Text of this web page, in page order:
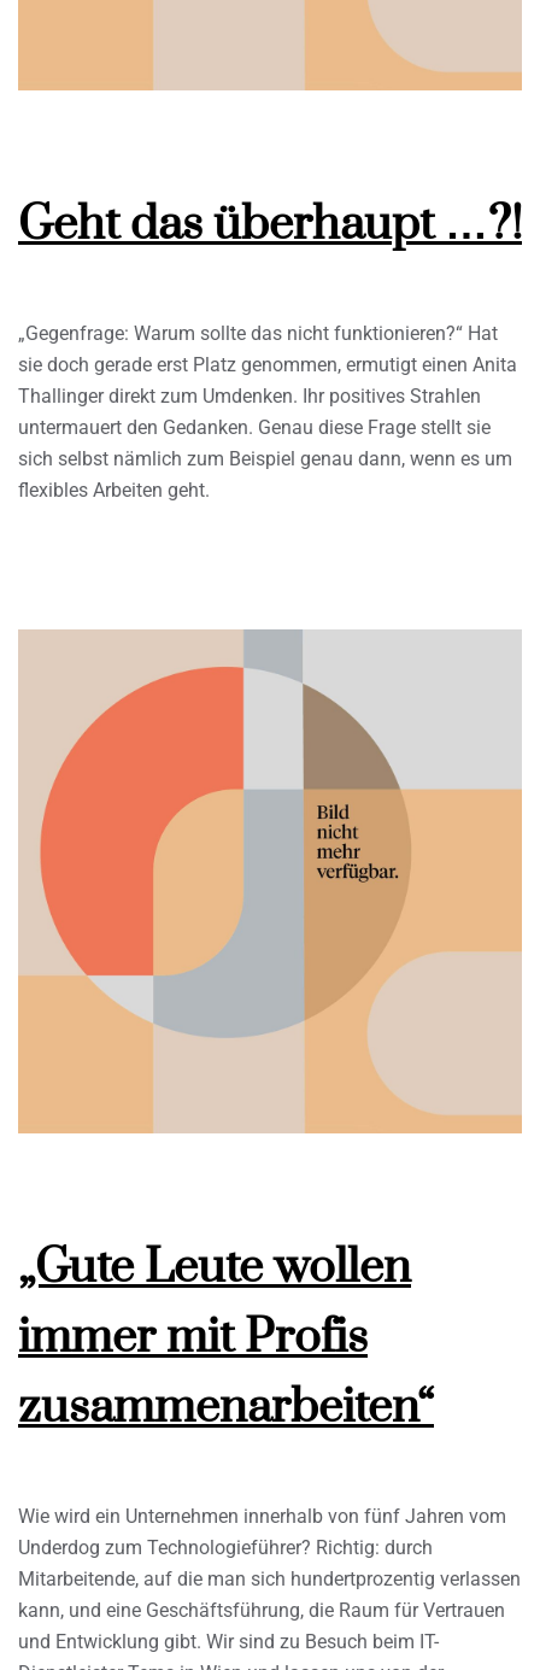
Geht das überhaupt …?!
„Gegenfrage: Warum sollte das nicht funktionieren?“ Hat
sie doch gerade erst Platz genommen, ermutigt einen Anita
Thallinger direkt zum Umdenken. Ihr positives Strahlen
untermauert den Gedanken. Genau diese Frage stellt sie
sich selbst nämlich zum Beispiel genau dann, wenn es um
flexibles Arbeiten geht.
„Gute Leute wollen
immer mit Profis
zusammenarbeiten“
Wie wird ein Unternehmen innerhalb von fünf Jahren vom
Underdog zum Technologieführer? Richtig: durch
Mitarbeitende, auf die man sich hundertprozentig verlassen
kann, und eine Geschäftsführung, die Raum für Vertrauen
und Entwicklung gibt. Wir sind zu Besuch beim IT-